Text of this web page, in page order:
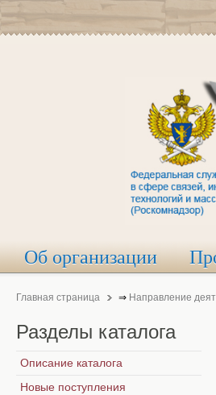
Об организации
Главная страница ⇒ Направление
Разделы каталога
Описание каталога
Новые поступления